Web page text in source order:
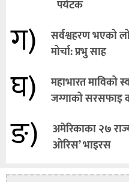
पर्यटक
ग)
सर्वश्वहरण भएको
मोर्चा: प्रभु साह
घ)
महाभारत माविको
जग्गाको सरसफाइ
ङ)
अमेरिकाका २७
ओरिस’ भाइरस